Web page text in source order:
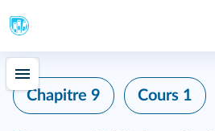
Chapitre 9 Cours 1